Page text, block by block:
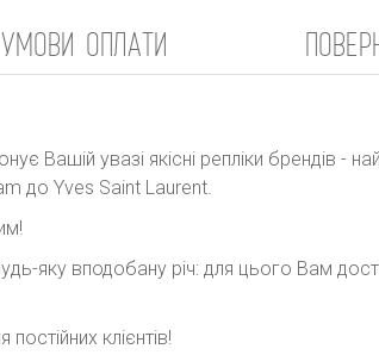
УМОВИ ОПЛАТИ
Вашій увазі якісні репліки брендів -
до Yves Saint Laurent.
яку вподобану річ: для цього Вам
клієнтів!